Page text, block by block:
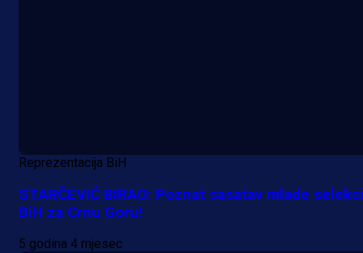
Reprezentacija BiH
STARČEVIĆ BIRAO: Poznat sasatav mlade
BiH za Crnu Goru!
5 godina 4 mjesec